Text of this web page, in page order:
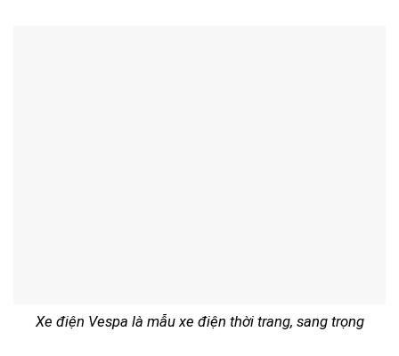
Xe điện Vespa là mẫu xe điện thời trang, sang trọng